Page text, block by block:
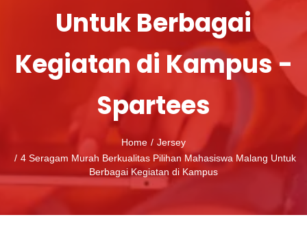
Untuk Berbagai
Kegiatan di Kampus -
Spartees
Home
Jersey
4 Seragam Murah Berkualitas Pilihan Mahasiswa Malang Untuk
Berbagai Kegiatan di Kampus